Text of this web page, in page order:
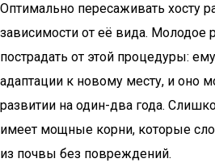
Оптимально пересаживать хосту
зависимости от её вида. Молодое
пострадать от этой процедуры:
адаптации к новому месту, и оно
развитии на один-два года.
имеет мощные корни, которые
из почвы без повреждений.